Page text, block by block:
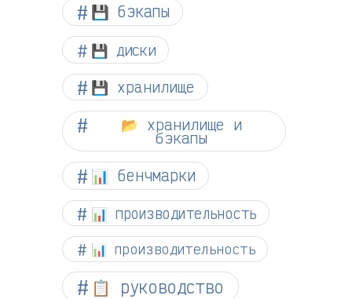
💾 бэкапы
💾 диски
💾 хранилище
📂 хранилище и
бэкапы
📊 бенчмарки
📊 производительность
📊 производительность
📋 руководство